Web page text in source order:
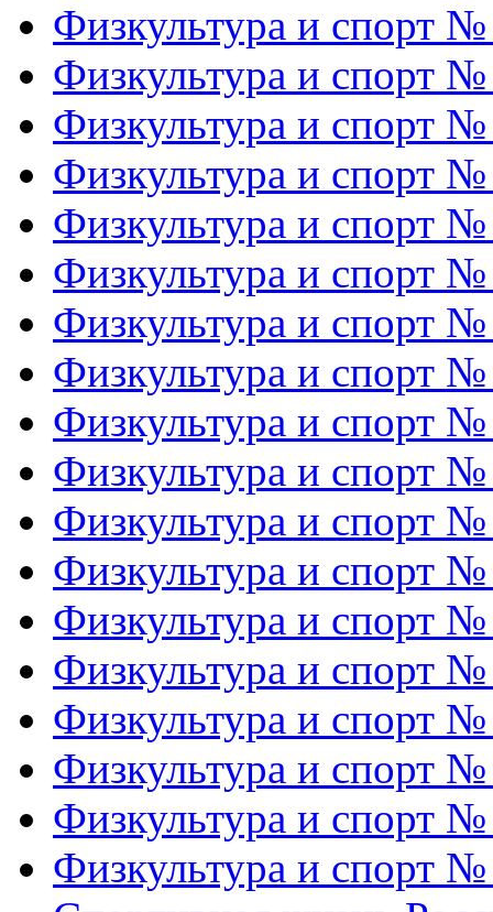
Физкультура и спорт
Физкультура и спорт
Физкультура и спорт
Физкультура и спорт
Физкультура и спорт
Физкультура и спорт
Физкультура и спорт
Физкультура и спорт
Физкультура и спорт
Физкультура и спорт
Физкультура и спорт
Физкультура и спорт
Физкультура и спорт
Физкультура и спорт
Физкультура и спорт
Физкультура и спорт
Физкультура и спорт
Физкультура и спорт